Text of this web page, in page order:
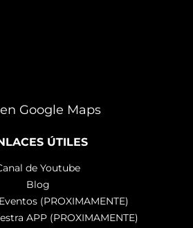
Google Maps
ÚTILES
de Youtube
Blog
(PROXIMAMENTE)
APP (PROXIMAMENTE)